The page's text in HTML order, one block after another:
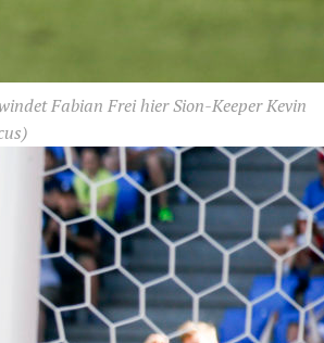
Fabian Frei hier Sion-Keeper Kevin